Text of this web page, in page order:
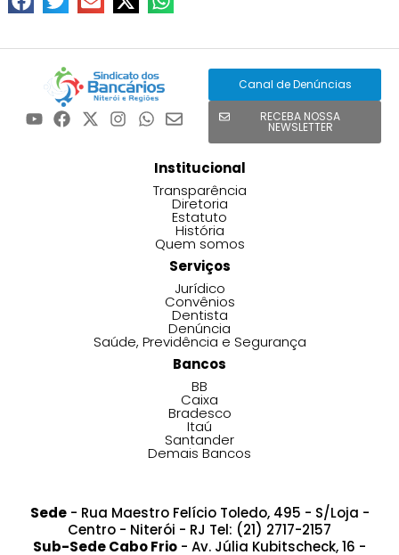
Canal de Denúncias
RECEBA NOSSA
NEWSLETTER
Institucional
Transparência
Diretoria
Estatuto
História
Quem somos
Serviços
Jurídico
Convênios
Dentista
Denúncia
Saúde, Previdência e Segurança
Bancos
BB
Caixa
Bradesco
Itaú
Santander
Demais Bancos
Sede- Rua Maestro Felício Toledo, 495 - S/Loja -
Centro - Niterói - RJ Tel: (21) 2717-2157
Sub-Sede Cabo Frio - Av. Júlia Kubitscheck, 16 -